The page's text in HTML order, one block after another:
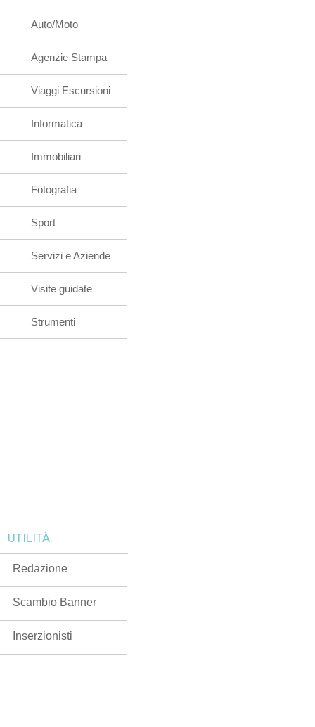
Auto/Moto
Agenzie Stampa
Viaggi Escursioni
Informatica
Immobiliari
Fotografia
Sport
Servizi e Aziende
Visite guidate
Strumenti
UTILITÀ:
Redazione
Scambio Banner
Inserzionisti